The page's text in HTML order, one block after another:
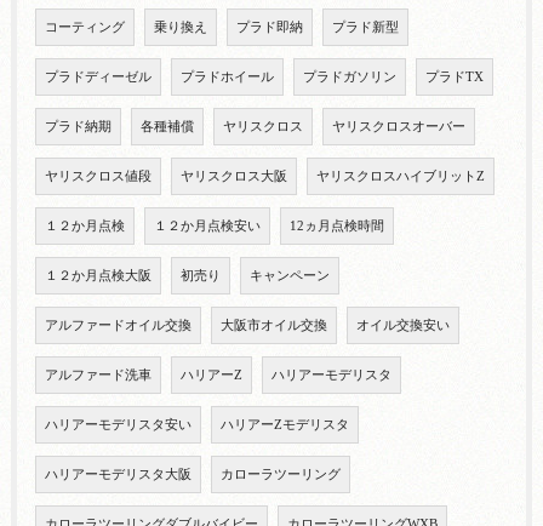
コーティング 乗り換え プラド即納 プラド新型
プラドディーゼル プラドホイール プラドガソリン プラドTX
プラド納期 各種補償 ヤリスクロス ヤリスクロスオーバー
ヤリスクロス値段 ヤリスクロス大阪 ヤリスクロスハイブリットZ
１２か月点検 １２か月点検安い 12ヵ月点検時間
１２か月点検大阪 初売り キャンペーン
アルファードオイル交換 大阪市オイル交換 オイル交換安い
アルファード洗車 ハリアーZ ハリアーモデリスタ
ハリアーモデリスタ安い ハリアーZモデリスタ
ハリアーモデリスタ大阪 カローラツーリング